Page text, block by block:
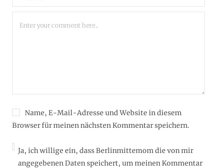
Name, E-Mail-Adresse und Website in diesem
Browser für meinen nächsten Kommentar speichern.
Ja, ich willige ein, dass Berlinmittemom die von mir
angegebenen Daten speichert, um meinen Kommentar